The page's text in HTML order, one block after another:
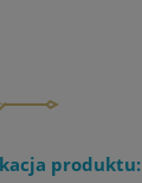
produktu: